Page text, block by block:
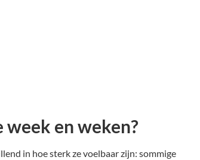
en weken?
in hoe sterk ze voelbaar zijn: sommige